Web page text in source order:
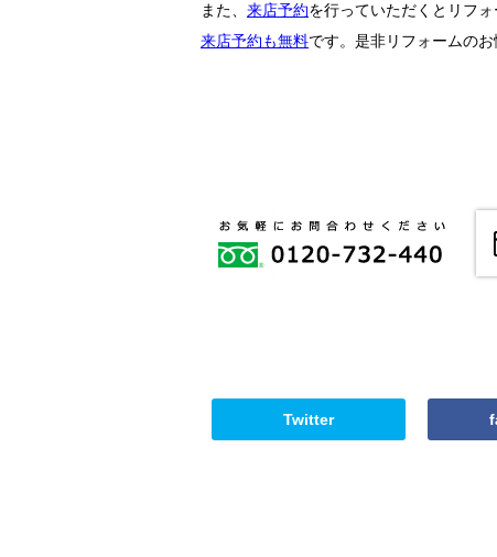
また、 来店予約を行っていただくとリフ
来店予約も無料です。是非リフォームの
Twitter